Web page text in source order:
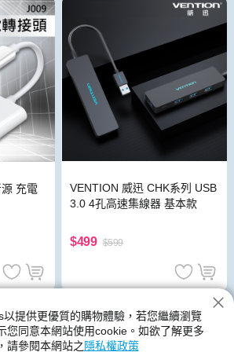
充電
VENTION 威迅 CHK系列 USB
3.0 4孔高速集線器 基本款
$499 $599
別提供各種類型、尺寸規格、功能、顏色的
提供更優質的購物體驗，若您繼續瀏覽
您同意本網站使用cookie。如欲了解更多
請參閱本網站之 隱私權政策